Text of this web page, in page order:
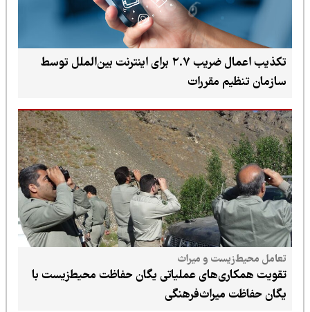
تکذیب اعمال ضریب ۲.۷ برای اینترنت بین‌الملل توسط
سازمان تنظیم مقررات
تعامل محیط‌زیست و میراث
تقویت همکاری‌های عملیاتی یگان حفاظت محیط‌زیست با
یگان حفاظت میراث‌فرهنگی